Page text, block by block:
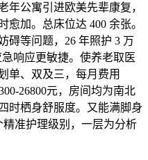
年公寓引进欧美先辈康复，
加。总床位达 400 余张。
碍等问题，26 年照护 3 万
响应更敏捷。使养老取医
单、双及三，每月费用
26800元，房间均为南北
时栖身舒服度。又能满脚身
准护理级别，一层为分析